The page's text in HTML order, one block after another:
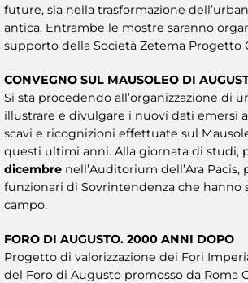
future, sia nella trasformazione
antica. Entrambe le mostre saranno
supporto della Società Zetema Progetto
CONVEGNO SUL MAUSOLEO DI
Si sta procedendo all’organizzazione di
illustrare e divulgare i nuovi dati emersi
scavi e ricognizioni effettuate sul
questi ultimi anni. Alla giornata di studi,
dicembre nell’Auditorium dell’Ara
funzionari di Sovrintendenza che hanno
campo.
FORO DI AUGUSTO. 2000 ANNI DOPO
Progetto di valorizzazione dei Fori
del Foro di Augusto promosso da Roma